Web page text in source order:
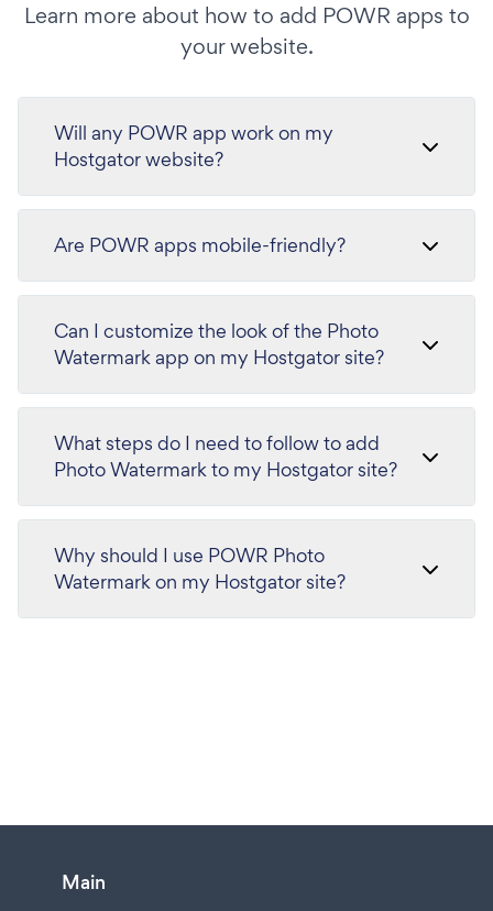
Learn more about how to add POWR apps to
your website.
Will any POWR app work on my
Hostgator website?
Are POWR apps mobile-friendly?
Can I customize the look of the Photo
Watermark app on my Hostgator site?
What steps do I need to follow to add
Photo Watermark to my Hostgator site?
Why should I use POWR Photo
Watermark on my Hostgator site?
Main